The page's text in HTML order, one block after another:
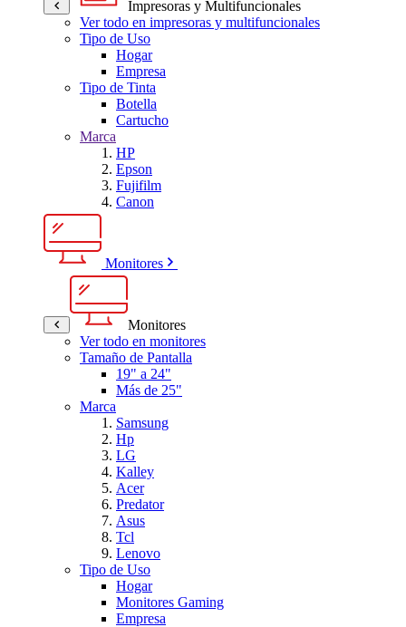
Impresoras y Multifuncionales
Ver todo en impresoras y multifuncionales
Tipo de Uso
Hogar
Empresa
Tipo de Tinta
Botella
Cartucho
Marca
HP
Epson
Fujifilm
Canon
Monitores
Monitores
Ver todo en monitores
Tamaño de Pantalla
19" a 24"
Más de 25"
Marca
Samsung
Hp
LG
Kalley
Acer
Predator
Asus
Tcl
Lenovo
Tipo de Uso
Hogar
Monitores Gaming
Empresa